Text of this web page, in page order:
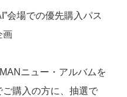
会場での優先購入パス
画
ニュー・アルバムを
購入の方に、抽選で